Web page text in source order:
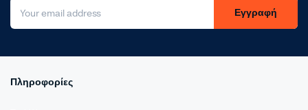
Εγγραφή
Πληροφορίες